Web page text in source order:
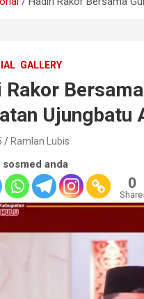
GALLERY
Rakor
Ujungbatu
Ramlan Lubis
sosmed anda
0